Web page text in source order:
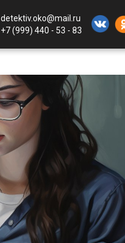
detektiv.oko@mail.ru
+7 (999) 440 - 53 - 83